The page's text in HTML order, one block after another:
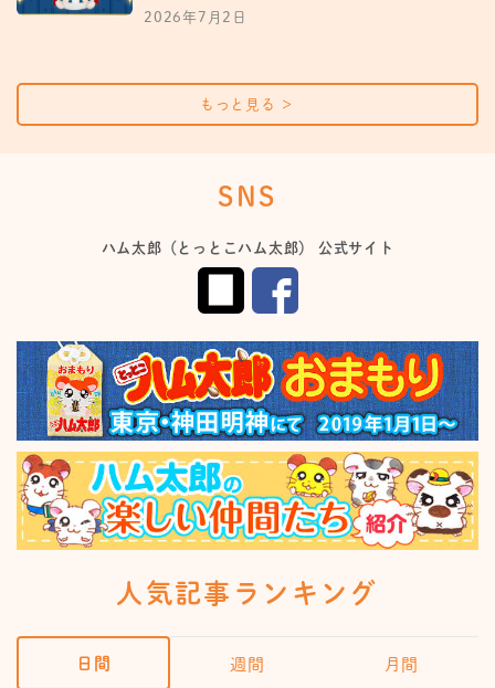
2026年7月2日
もっと見る ＞
SNS
ハム太郎（とっとこハム太郎） 公式サイト
人気記事ランキング
日間 週間 月間